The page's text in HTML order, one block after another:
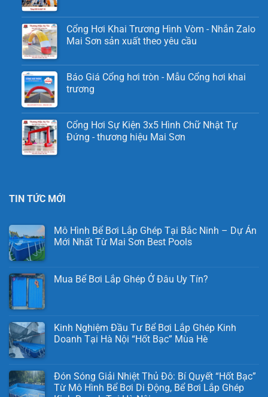
Cổng Hơi Khai Trương Hình Vòm - Nhắn Zalo
Mai Sơn sản xuất theo yêu cầu
Báo Giá Cổng hơi tròn - Mẫu Cổng hơi khai
trương
Cổng Hơi Sự Kiện 3x5 Hình Chữ Nhật Tự
Đứng - thương hiệu Mai Sơn
TIN TỨC MỚI
Mô Hình Bể Bơi Lắp Ghép Tại Bắc Ninh – Dự Án
Mới Nhất Từ Mai Sơn Best Pools
Mua Bể Bơi Lắp Ghép Ở Đâu Uy Tín?
Kinh Nghiệm Đầu Tư Bể Bơi Lắp Ghép Kinh
Doanh Tại Hà Nội “Hốt Bạc” Mùa Hè
Đón Sóng Giải Nhiệt Thủ Đô: Bí Quyết “Hốt Bạc”
Từ Mô Hình Bể Bơi Di Động, Bể Bơi Lắp Ghép